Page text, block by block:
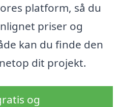
platform, så du
priser og
kan du finde den
dit projekt.
og